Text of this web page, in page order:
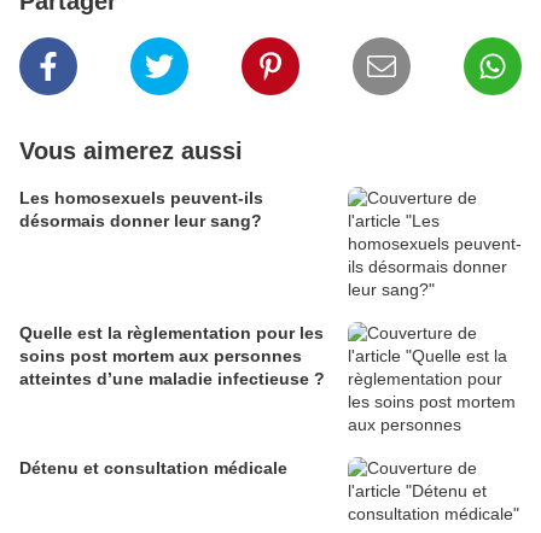
Vous aimerez aussi
Les homosexuels peuvent-ils
désormais donner leur sang?
Quelle est la règlementation pour les
soins post mortem aux personnes
atteintes d’une maladie infectieuse ?
Détenu et consultation médicale